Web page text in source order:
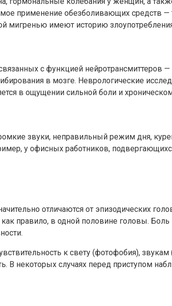
применение обезболивающих средств
мигренью имеют историю
с функцией нейротрансмиттеров
в мозге. Неврологические
в ощущении сильной боли и
звуки, неправильный режим дня,
у офисных работников,
отличаются от эпизодических
правило, в одной половине головы.
к свету (фотофобия),
В некоторых случаях перед приступом